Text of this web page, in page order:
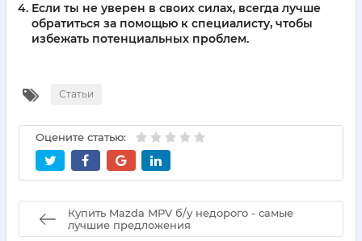
Если ты не уверен в своих силах, всегда лучше
обратиться за помощью к специалисту, чтобы
избежать потенциальных проблем.
Статьи
Оцените статью:
Купить Mazda MPV б/у недорого - самые
лучшие предложения